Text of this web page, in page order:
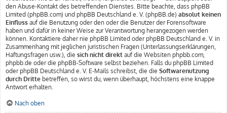
den Abuse-Kontakt des betreffenden Dienstes. Bitte beachte, dass phpBB
Limited (phpBB.com) und phpBB Deutschland e. V. (phpBB.de) absolut keinen
Einfluss auf die Benutzung oder den oder die Benutzer der Forensoftware
haben und dafür in keiner Weise zur Verantwortung herangezogen werden
können. Kontaktiere daher nie phpBB Limited oder phpBB Deutschland e. V. in
Zusammenhang mit jeglichen juristischen Fragen (Unterlassungserklärungen,
Haftungsfragen usw.), die sich nicht direkt auf die Websiten phpbb.com,
phpbb.de oder die phpBB-Software selbst beziehen. Falls du phpBB Limited
oder phpBB Deutschland e. V. E-Mails schreibst, die die Softwarenutzung
durch Dritte betreffen, so wirst du, wenn überhaupt, höchstens eine knappe
Antwort erhalten.
Nach oben